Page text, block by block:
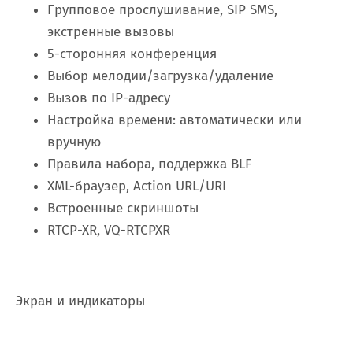
Групповое прослушивание, SIP SMS,
экстренные вызовы
5-сторонняя конференция
Выбор мелодии/загрузка/удаление
Вызов по IP-адресу
Настройка времени: автоматически или
вручную
Правила набора, поддержка BLF
XML-браузер, Action URL/URI
Встроенные скриншоты
RTCP-XR, VQ-RTCPXR
Экран и индикаторы